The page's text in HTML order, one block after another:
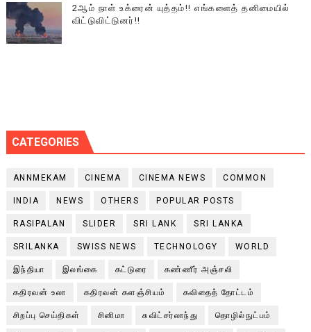
2ஆம் நாள் உக்ரைன் யுத்தம்!! எங்களைத் தனிமையில்
விட்டுவிட்டுனர்!!
CATEGORIES
ANNMEKAM CINEMA CINEMA NEWS COMMON
INDIA NEWS OTHERS POPULAR POSTS
RASIPALAN SLIDER SRI LANK SRI LANKA
SRILANKA SWISS NEWS TECHNOLOGY WORLD
இந்தியா இலங்கை கட்டுரை கண்ணீர் அஞ்சலி
கதிரவன் உலா கதிரவன் களஞ்சியம் கவிதைத் தோட்டம்
சிறப்பு செய்திகள் சினிமா சுவிட்சர்லாந்து தொழில்நுட்பம்